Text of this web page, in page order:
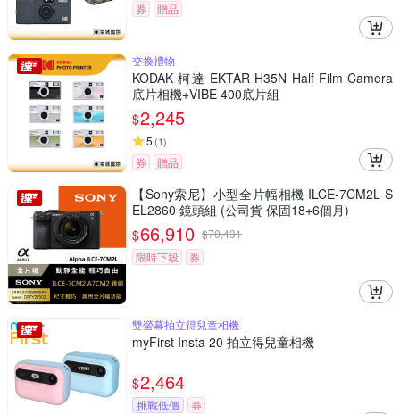
券 贈品
交換禮物
KODAK 柯達 EKTAR H35N Half Film Camera
底片相機+VIBE 400底片組
$2,245
5 (1)
券 贈品
【Sony索尼】小型全片幅相機 ILCE-7CM2L S
EL2860 鏡頭組 (公司貨 保固18+6個月)
$66,910 $70,431
限時下殺
券
雙螢幕拍立得兒童相機
myFirst Insta 20 拍立得兒童相機
$2,464
挑戰低價 券